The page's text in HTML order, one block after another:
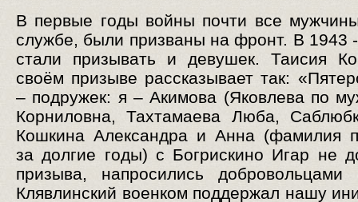
В первые годы войны почти все
службе, были призваны на фронт. В 1943
стали призывать и девушек. Таисия
своём призыве рассказывает так:
– подружек: я – Акимова (Яковлева по
Корниловна, Тахтамаева Люба,
Кошкина Александра и Анна (фамилия
за долгие годы) с Богрискино Игар не
призыва, напросились
Клявлинский военком поддержал нашу